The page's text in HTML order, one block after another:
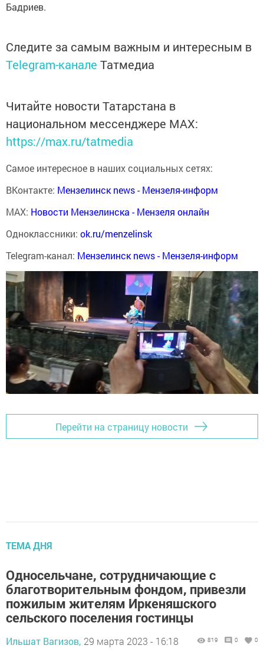
Бадриев.
Следите за самым важным и интересным в
Telegram-канале Татмедиа
Читайте новости Татарстана в
национальном мессенджере MАХ:
https://max.ru/tatmedia
Самое интересное в наших социальных сетях:
ВКонтакте: Мензелинск news - Мензеля-информ
MAX: Новости Мензелинска - Мензеля онлайн
Одноклассники: ok.ru/menzelinsk
Telegram-канал: Мензелинск news - Мензеля-информ
Перейти на страницу новости
ТЕМА ДНЯ
Односельчане, сотрудничающие с
благотворительным фондом, привезли
пожилым жителям Иркеняшского
сельского поселения гостинцы
Ильшат Вагизов, 29 марта 2023 - 16:18 819 0 0